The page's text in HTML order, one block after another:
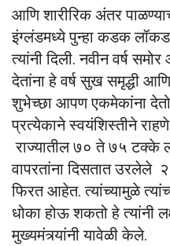
आणि शारीरिक अंतर
इंग्लंडमध्ये पुन्हा कडक
त्यांनी दिली. नवीन वर्ष
देतांना हे वर्ष सुख समृद्धी
शुभेच्छा आपण एकमेकांना देतो.
प्रत्येकाने स्वयंशिस्तीने
राज्यातील ७० ते ७५ टक्के
वापरतांना दिसतात उरलेले
फिरत आहेत. त्यांच्यामुळे
धोका होऊ शकतो हे त्यांनी
मुख्यमंत्र्यांनी यावेळी केले.